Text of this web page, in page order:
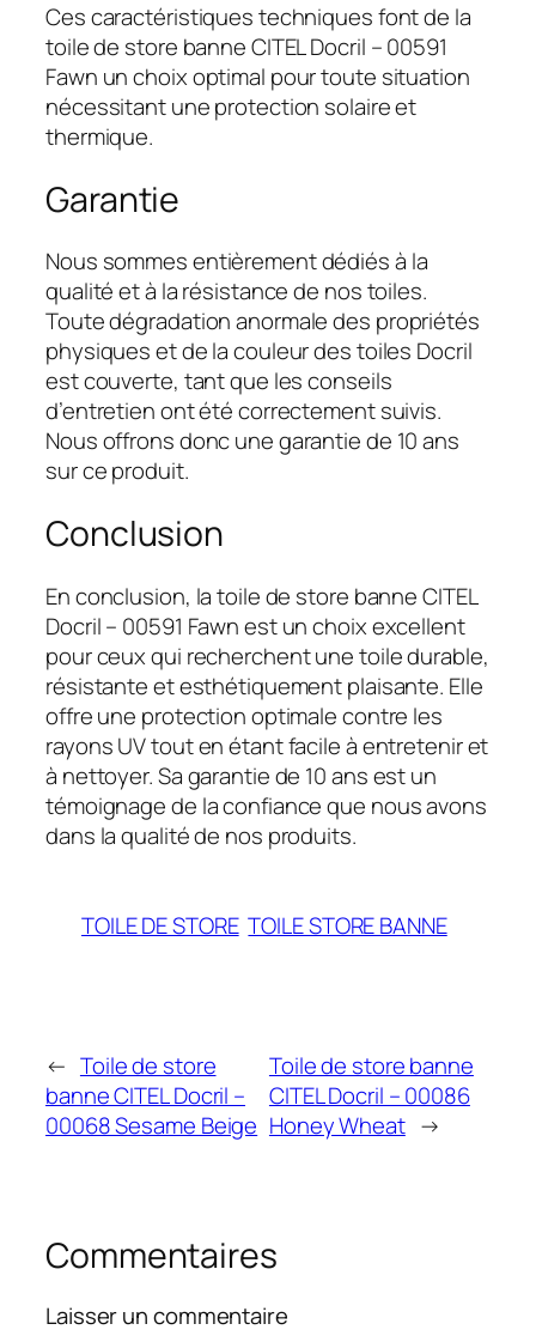
Ces caractéristiques techniques font de la
toile de store banne CITEL Docril – 00591
Fawn un choix optimal pour toute situation
nécessitant une protection solaire et
thermique.
Garantie
Nous sommes entièrement dédiés à la
qualité et à la résistance de nos toiles.
Toute dégradation anormale des propriétés
physiques et de la couleur des toiles Docril
est couverte, tant que les conseils
d’entretien ont été correctement suivis.
Nous offrons donc une garantie de 10 ans
sur ce produit.
Conclusion
En conclusion, la toile de store banne CITEL
Docril – 00591 Fawn est un choix excellent
pour ceux qui recherchent une toile durable,
résistante et esthétiquement plaisante. Elle
offre une protection optimale contre les
rayons UV tout en étant facile à entretenir et
à nettoyer. Sa garantie de 10 ans est un
témoignage de la confiance que nous avons
dans la qualité de nos produits.
TOILE DE STORE TOILE STORE BANNE
← Toile de store
banne CITEL Docril –
00068 Sesame Beige
Toile de store banne
CITEL Docril – 00086
Honey Wheat →
Commentaires
Laisser un commentaire